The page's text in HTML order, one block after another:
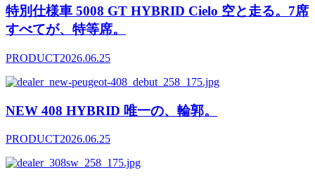
特別仕様車 5008 GT HYBRID Cielo 空と走る。7席
すべてが、特等席。
PRODUCT2026.06.25
NEW 408 HYBRID 唯一の、輪郭。
PRODUCT2026.06.25